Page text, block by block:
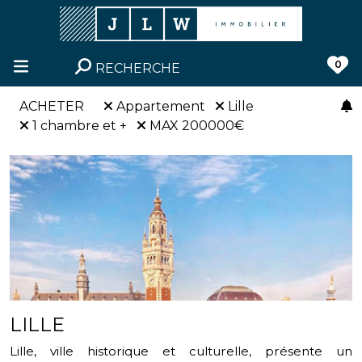
RECHERCHE 0
ACHETER Appartement
Lille
1 chambre et +
MAX 200000€
LILLE
Lille, ville historique et culturelle, présente un